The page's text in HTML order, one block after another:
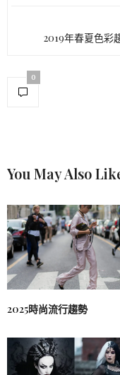
2019年春夏色彩
0
You May Also
2025時尚流行趨勢